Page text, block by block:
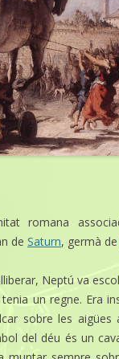
romana
de Saturn, germà de
Neptú va
un regne. Era
sobre les aigües
del déu és un